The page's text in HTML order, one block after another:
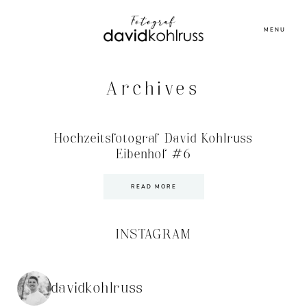
MENU
Archives
Hochzeitsfotograf David Kohlruss
Eibenhof #6
READ MORE
INSTAGRAM
davidkohlruss